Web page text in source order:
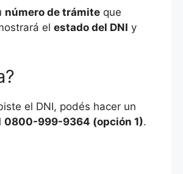
número de trámite que
el estado del DNI y
el DNI, podés hacer un
0800-999-9364 (opción 1).